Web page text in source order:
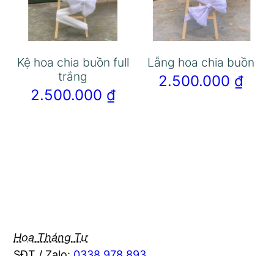
Kệ hoa chia buồn full
trắng
2.500.000 ₫
Lẵng hoa chia buồn
2.500.000 ₫
Hoa Tháng Tư